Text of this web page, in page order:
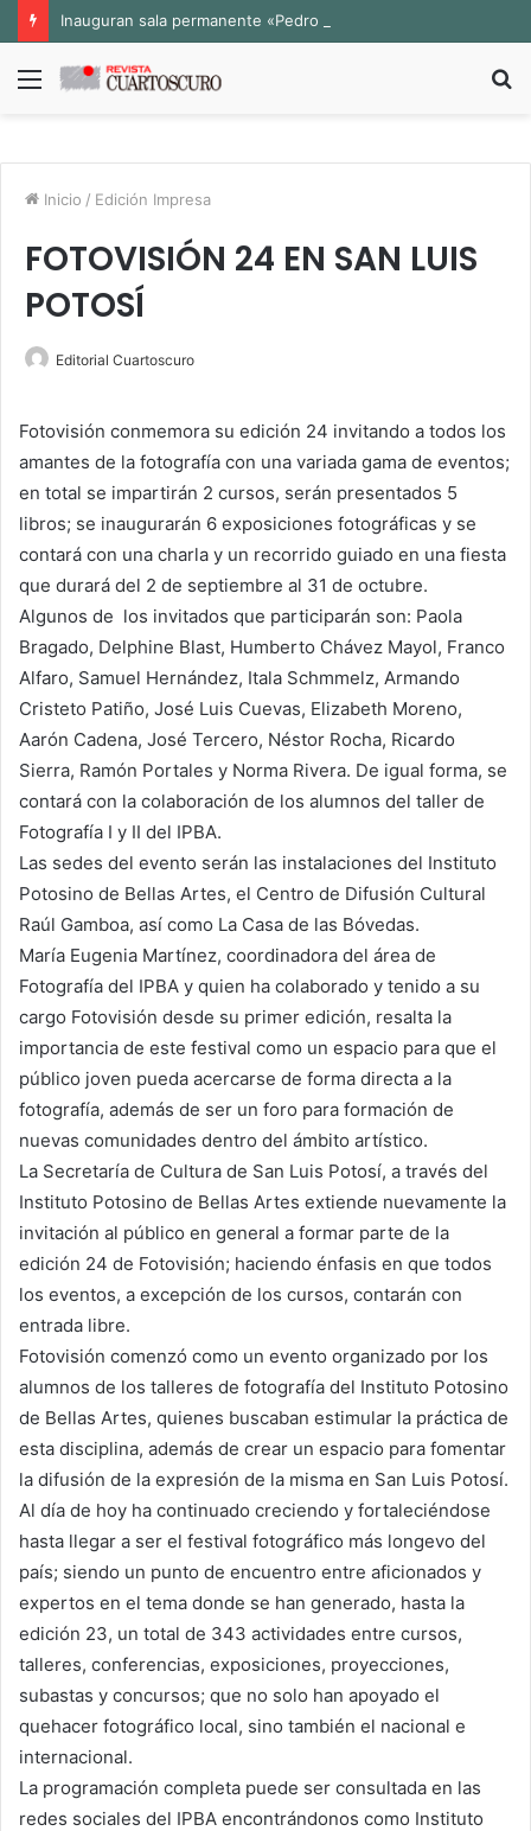
Menú
Inicio / Edición Impresa
FOTOVISIÓN 24 EN SAN LUIS
POTOSÍ
Editorial Cuartoscuro
Fotovisión conmemora su edición 24 invitando a todos los
amantes de la fotografía con una variada gama de eventos;
en total se impartirán 2 cursos, serán presentados 5
libros; se inaugurarán 6 exposiciones fotográficas y se
contará con una charla y un recorrido guiado en una fiesta
que durará del 2 de septiembre al 31 de octubre.
Algunos de los invitados que participarán son: Paola
Bragado, Delphine Blast, Humberto Chávez Mayol, Franco
Alfaro, Samuel Hernández, Itala Schmmelz, Armando
Cristeto Patiño, José Luis Cuevas, Elizabeth Moreno,
Aarón Cadena, José Tercero, Néstor Rocha, Ricardo
Sierra, Ramón Portales y Norma Rivera. De igual forma, se
contará con la colaboración de los alumnos del taller de
Fotografía I y II del IPBA.
Las sedes del evento serán las instalaciones del Instituto
Potosino de Bellas Artes, el Centro de Difusión Cultural
Raúl Gamboa, así como La Casa de las Bóvedas.
María Eugenia Martínez, coordinadora del área de
Fotografía del IPBA y quien ha colaborado y tenido a su
cargo Fotovisión desde su primer edición, resalta la
importancia de este festival como un espacio para que el
público joven pueda acercarse de forma directa a la
fotografía, además de ser un foro para formación de
nuevas comunidades dentro del ámbito artístico.
La Secretaría de Cultura de San Luis Potosí, a través del
Instituto Potosino de Bellas Artes extiende nuevamente la
invitación al público en general a formar parte de la
edición 24 de Fotovisión; haciendo énfasis en que todos
los eventos, a excepción de los cursos, contarán con
entrada libre.
Fotovisión comenzó como un evento organizado por los
alumnos de los talleres de fotografía del Instituto Potosino
de Bellas Artes, quienes buscaban estimular la práctica de
esta disciplina, además de crear un espacio para fomentar
la difusión de la expresión de la misma en San Luis Potosí.
Al día de hoy ha continuado creciendo y fortaleciéndose
hasta llegar a ser el festival fotográfico más longevo del
país; siendo un punto de encuentro entre aficionados y
expertos en el tema donde se han generado, hasta la
edición 23, un total de 343 actividades entre cursos,
talleres, conferencias, exposiciones, proyecciones,
subastas y concursos; que no solo han apoyado el
quehacer fotográfico local, sino también el nacional e
internacional.
La programación completa puede ser consultada en las
redes sociales del IPBA encontrándonos como Instituto